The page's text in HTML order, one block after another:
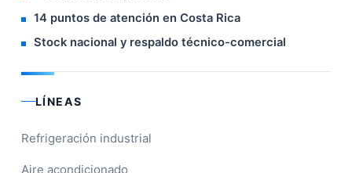
14 puntos de atención en Costa Rica
Stock nacional y respaldo técnico-comercial
LÍNEAS
Refrigeración industrial
Aire acondicionado